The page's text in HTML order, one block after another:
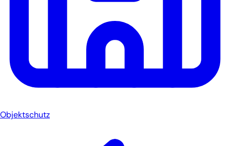
Objektschutz